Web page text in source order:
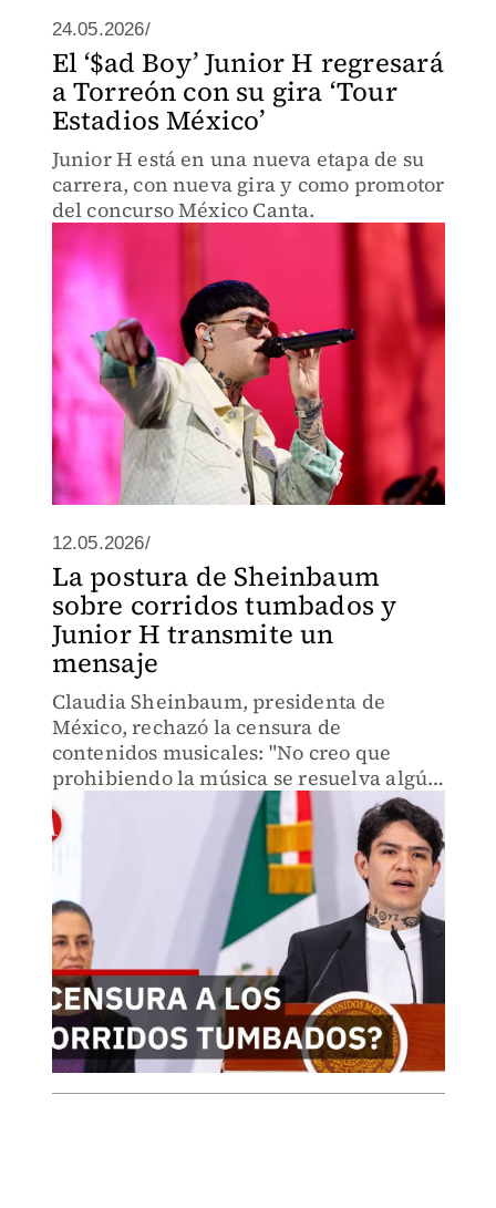
24.05.2026/
El ‘$ad Boy’ Junior H regresará
a Torreón con su gira ‘Tour
Estadios México’
Junior H está en una nueva etapa de su
carrera, con nueva gira y como promotor
del concurso México Canta.
12.05.2026/
La postura de Sheinbaum
sobre corridos tumbados y
Junior H transmite un
mensaje
Claudia Sheinbaum, presidenta de
México, rechazó la censura de
contenidos musicales: "No creo que
prohibiendo la música se resuelva algún
problema". Con México Canta busca
impulsar letras de identidad cultural y
frenar la fuga de talento.